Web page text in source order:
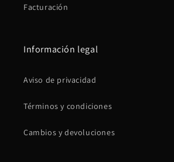
Facturación
Información legal
Aviso de privacidad
Términos y condiciones
Cambios y devoluciones